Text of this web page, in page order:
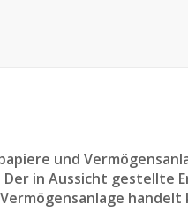
und
in Aussicht gestellte